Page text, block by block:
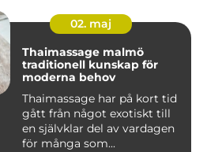
02. maj
Thaimassage malmö
traditionell kunskap för
moderna behov
Thaimassage har på kort tid
gått från något exotiskt till
en självklar del av vardagen
för många som...